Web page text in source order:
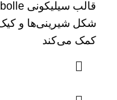
شکل شیرینی‌ها و
کمک می‌کند